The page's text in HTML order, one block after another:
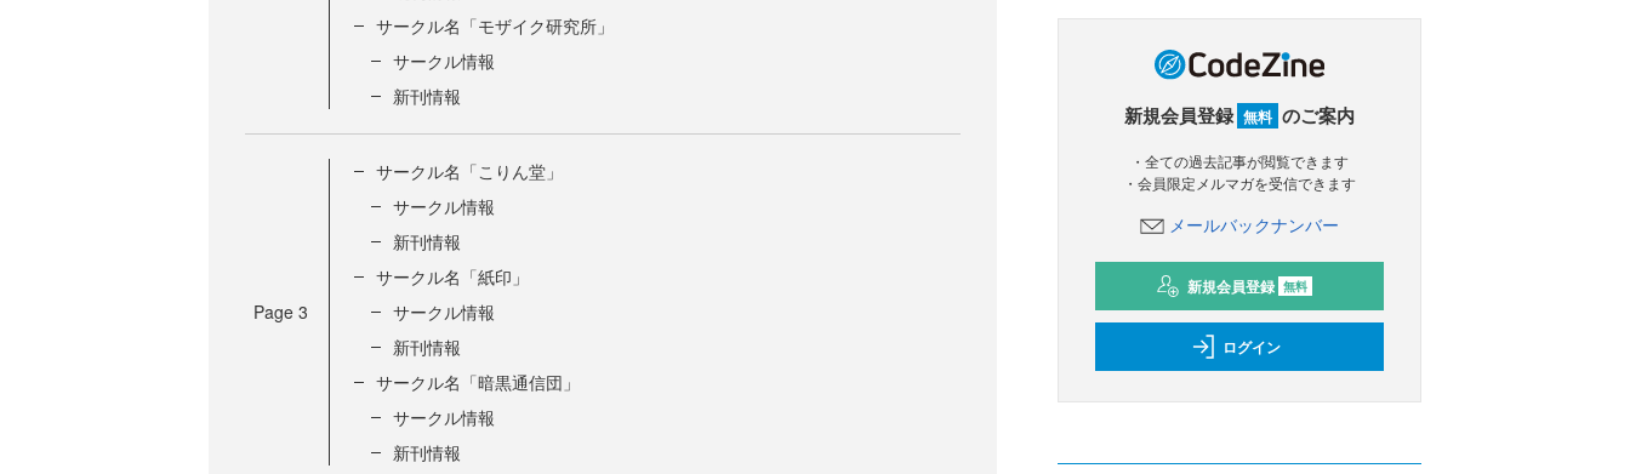
サークル名「モザイク研究所」
サークル情報
新刊情報
Page 3
サークル名「こりん堂」
サークル情報
新刊情報
サークル名「紙印」
サークル情報
新刊情報
サークル名「暗黒通信団」
サークル情報
新刊情報
新規会員登録 無料 のご案内
・全ての過去記事が閲覧できます
・会員限定メルマガを受信できます
メールバックナンバー
新規会員登録 無料
ログイン